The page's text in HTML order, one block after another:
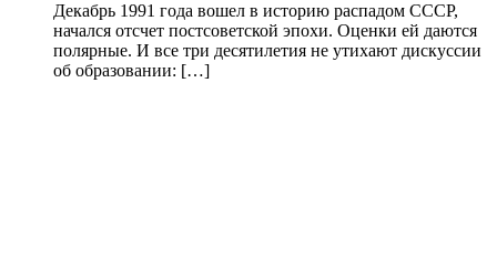
Декабрь 1991 года вошел в историю распадом СССР,
начался отсчет постсоветской эпохи. Оценки ей даются
полярные. И все три десятилетия не утихают дискуссии
об образовании: […]